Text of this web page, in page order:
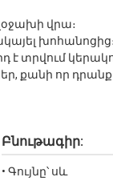
վրա։
խոհանոցից։
է տրվում
քանի որ
Բնութագիր:
• Գույնը՝ սև